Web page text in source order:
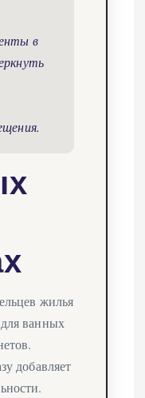
в
жилья
ванных
добавляет